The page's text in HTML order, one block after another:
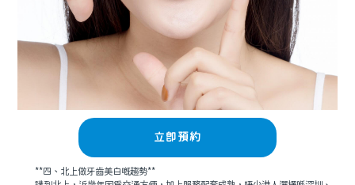
立即預約
**四、北上做牙齒美白嘅趨勢**